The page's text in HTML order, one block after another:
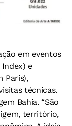
em eventos
Index) e
Paris),
técnicas.
Bahia. “São
território,